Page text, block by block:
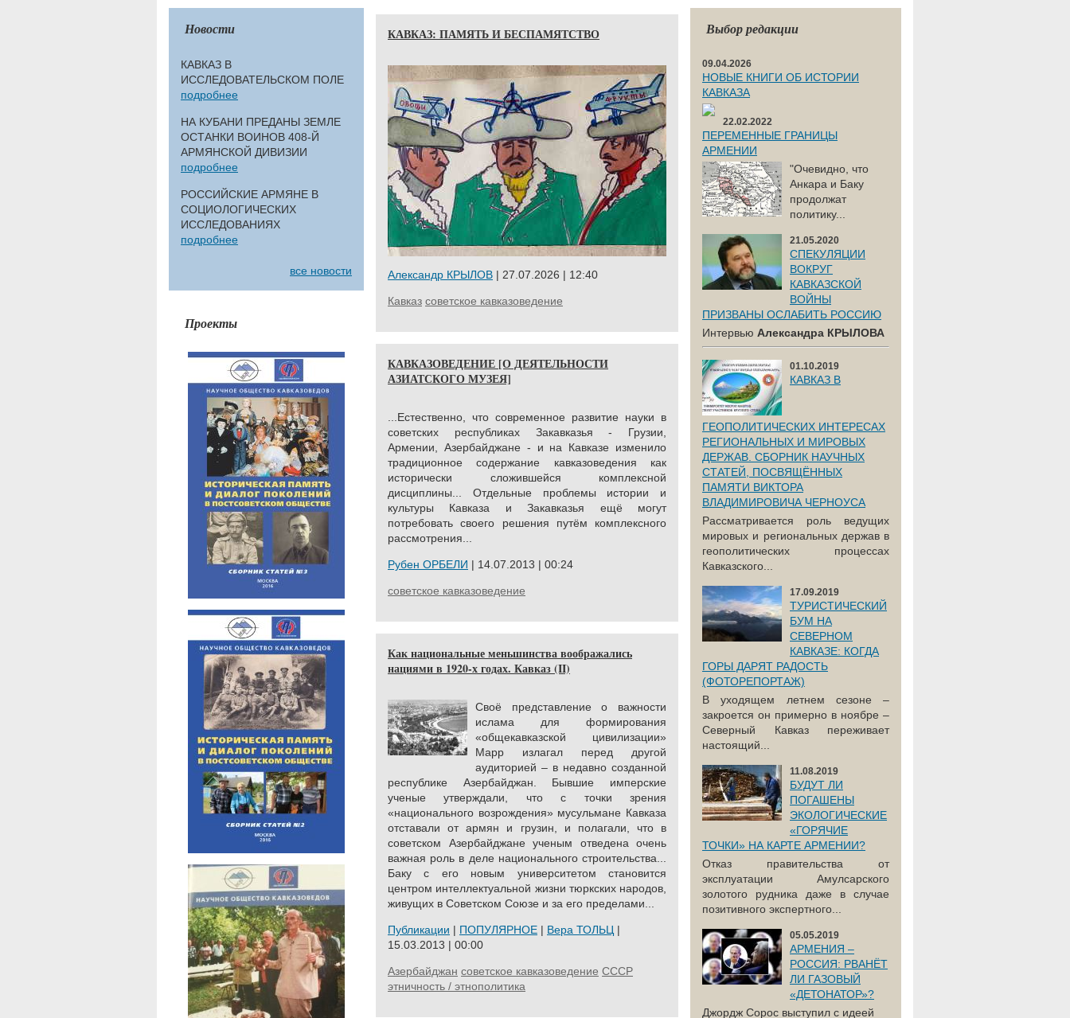
Новости
КАВКАЗ В
ИССЛЕДОВАТЕЛЬСКОМ ПОЛЕ
подробнее
НА КУБАНИ ПРЕДАНЫ ЗЕМЛЕ
ОСТАНКИ ВОИНОВ 408-Й
АРМЯНСКОЙ ДИВИЗИИ
подробнее
РОССИЙСКИЕ АРМЯНЕ В
СОЦИОЛОГИЧЕСКИХ
ИССЛЕДОВАНИЯХ
подробнее
все новости
Проекты
КАВКАЗ: ПАМЯТЬ И БЕСПАМЯТСТВО
Александр КРЫЛОВ | 27.07.2026 | 12:40
Кавказ советское кавказоведение
КАВКАЗОВЕДЕНИЕ [О ДЕЯТЕЛЬНОСТИ
АЗИАТСКОГО МУЗЕЯ]
...Естественно, что современное развитие науки в
советских республиках Закавказья - Грузии,
Армении, Азербайджане - и на Кавказе изменило
традиционное содержание кавказоведения как
исторически сложившейся комплексной
дисциплины... Отдельные проблемы истории и
культуры Кавказа и Закавказья ещё могут
потребовать своего решения путём комплексного
рассмотрения...
Рубен ОРБЕЛИ | 14.07.2013 | 00:24
советское кавказоведение
Как национальные меньшинства воображались
нациями в 1920-х годах. Кавказ (II)
Своё представление о важности
ислама для формирования
«общекавказской цивилизации»
Марр излагал перед другой
аудиторией – в недавно созданной
республике Азербайджан. Бывшие имперские
ученые утверждали, что с точки зрения
«национального возрождения» мусульмане Кавказа
отставали от армян и грузин, и полагали, что в
советском Азербайджане ученым отведена очень
важная роль в деле национального строительства...
Баку с его новым университетом становится
центром интеллектуальной жизни тюркских народов,
живущих в Советском Союзе и за его пределами...
Публикации | ПОПУЛЯРНОЕ | Вера ТОЛЬЦ |
15.03.2013 | 00:00
Азербайджан советское кавказоведение СССР
этничность / этнополитика
Выбор редакции
09.04.2026
НОВЫЕ КНИГИ ОБ ИСТОРИИ
КАВКАЗА
22.02.2022
ПЕРЕМЕННЫЕ ГРАНИЦЫ
АРМЕНИИ
"Очевидно, что
Анкара и Баку
продолжат
политику...
21.05.2020
СПЕКУЛЯЦИИ
ВОКРУГ
КАВКАЗСКОЙ
ВОЙНЫ
ПРИЗВАНЫ ОСЛАБИТЬ РОССИЮ
Интервью Александра КРЫЛОВА
01.10.2019
КАВКАЗ В
ГЕОПОЛИТИЧЕСКИХ ИНТЕРЕСАХ
РЕГИОНАЛЬНЫХ И МИРОВЫХ
ДЕРЖАВ. СБОРНИК НАУЧНЫХ
СТАТЕЙ, ПОСВЯЩЁННЫХ
ПАМЯТИ ВИКТОРА
ВЛАДИМИРОВИЧА ЧЕРНОУСА
Рассматривается роль ведущих
мировых и региональных держав в
геополитических процессах
Кавказского...
17.09.2019
ТУРИСТИЧЕСКИЙ
БУМ НА
СЕВЕРНОМ
КАВКАЗЕ: КОГДА
ГОРЫ ДАРЯТ РАДОСТЬ
(ФОТОРЕПОРТАЖ)
В уходящем летнем сезоне –
закроется он примерно в ноябре –
Северный Кавказ переживает
настоящий...
11.08.2019
БУДУТ ЛИ
ПОГАШЕНЫ
ЭКОЛОГИЧЕСКИЕ
«ГОРЯЧИЕ
ТОЧКИ» НА КАРТЕ АРМЕНИИ?
Отказ правительства от
эксплуатации Амулсарского
золотого рудника даже в случае
позитивного экспертного...
05.05.2019
АРМЕНИЯ –
РОССИЯ: РВАНЁТ
ЛИ ГАЗОВЫЙ
«ДЕТОНАТОР»?
Джордж Сорос выступил с идеей